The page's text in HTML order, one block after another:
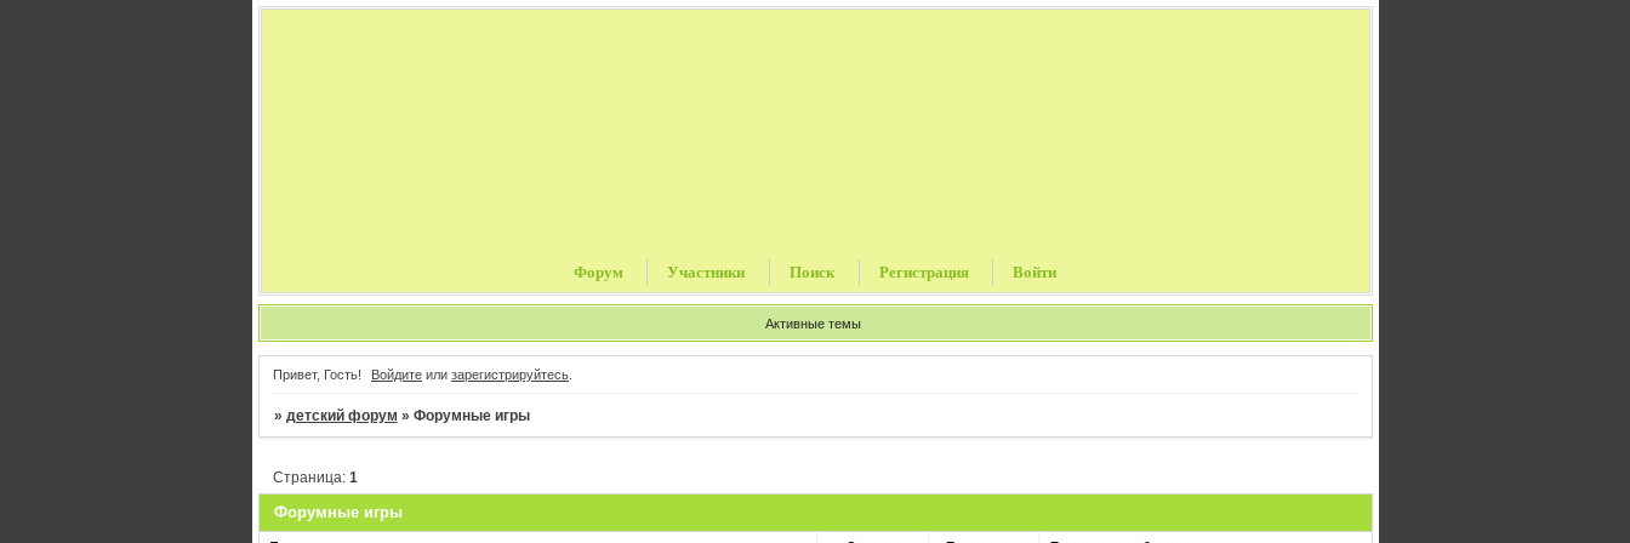
Форум Участники Поиск Регистрация Войти
Активные темы
Привет, Гость! Войдите или зарегистрируйтесь
» детский форум » Форумные игры
Форумные игры
Страница: 1